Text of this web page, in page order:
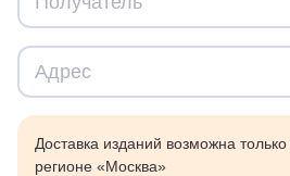
Доставка изданий возможна
регионе «Москва»